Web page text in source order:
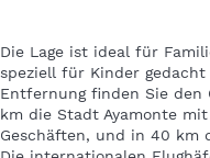
Die Lage ist ideal für
speziell für Kinder
Entfernung finden Sie den
km die Stadt Ayamonte
Geschäften, und in 40 km